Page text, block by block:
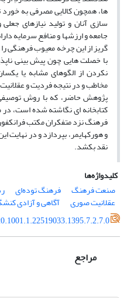
ها، همچون کالایی مصرفی به
سازی آنان و تولید نیازهای
جامعه و ارزش­ها و منافع سرمایه
گریز از این چرخه معیوب فرهنگی
با خصلت ­هایی چون پیش ­بینی
نکردن از الگوهای مشابه یا
مخاطب و در نتیجه فردیت و
پژوهش حاضر، که با روش
کتابخانه ­ای نگاشته شده است،
فرهنگ نزد متفکران مکتب
و هورکهایمر، بپردازد و در نهایت
نقد بکشد.
کلیدواژه‌ها
صنعت فرهنگ
فرهنگ توده‌ای
عقلانیت صوری
آگاهی و آزادی
مراجع